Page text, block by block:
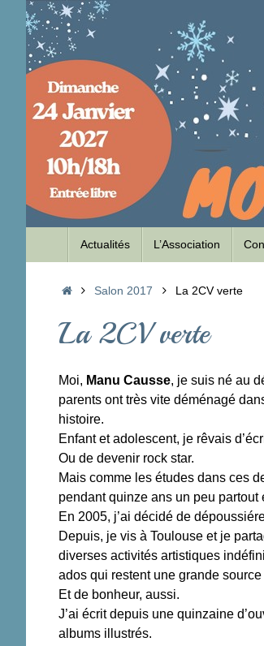
Passer
contenu
Actualités L’Association
AccueilSalon 2017 La 2CV verte
La 2CV verte
Moi, Manu Causse, je suis né au
parents ont très vite déménagé
histoire.
Enfant et adolescent, je rêvais
Ou de devenir rock star.
Mais comme les études dans ces
pendant quinze ans un peu
En 2005, j’ai décidé de
Depuis, je vis à Toulouse et je
diverses activités artistiques
ados qui restent une grande source
Et de bonheur, aussi.
J’ai écrit depuis une quinzaine
albums illustrés.